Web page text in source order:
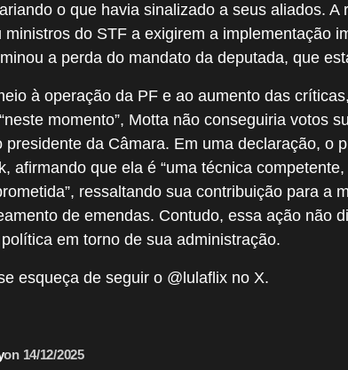
o que havia sinalizado a seus aliados. A
ministros do STF a exigirem a implementação
a perda do mandato da deputada, que
à operação da PF e ao aumento das
momento”, Motta não conseguiria votos
presidente da Câmara. Em uma declaração, o
afirmando que ela é “uma técnica
ressaltando sua contribuição para a
de emendas. Contudo, essa ação não
em torno de sua administração.
esqueça de seguir o @lulaflix no X.
on 14/12/2025